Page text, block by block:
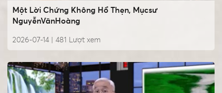
Một Lời Chứng Không Hổ Thẹn, Mụcsư
NguyễnVănHoàng
2026-07-14 | Lượt xem
481